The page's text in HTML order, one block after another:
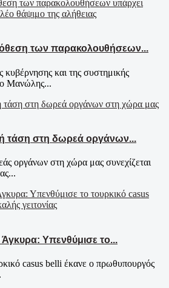
των παρακολουθήσεων...
κυβέρνησης και της συστημικής
ο Μανώλης...
τάση στη δωρεά οργάνων...
οργάνων στη χώρα μας συνεχίζεται
Υπενθύμισε το...
casus belli έκανε ο πρωθυπουργός